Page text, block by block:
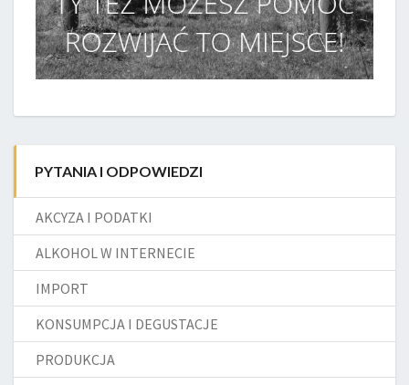
PYTANIA I ODPOWIEDZI
AKCYZA I PODATKI
ALKOHOL W INTERNECIE
IMPORT
KONSUMPCJA I DEGUSTACJE
PRODUKCJA